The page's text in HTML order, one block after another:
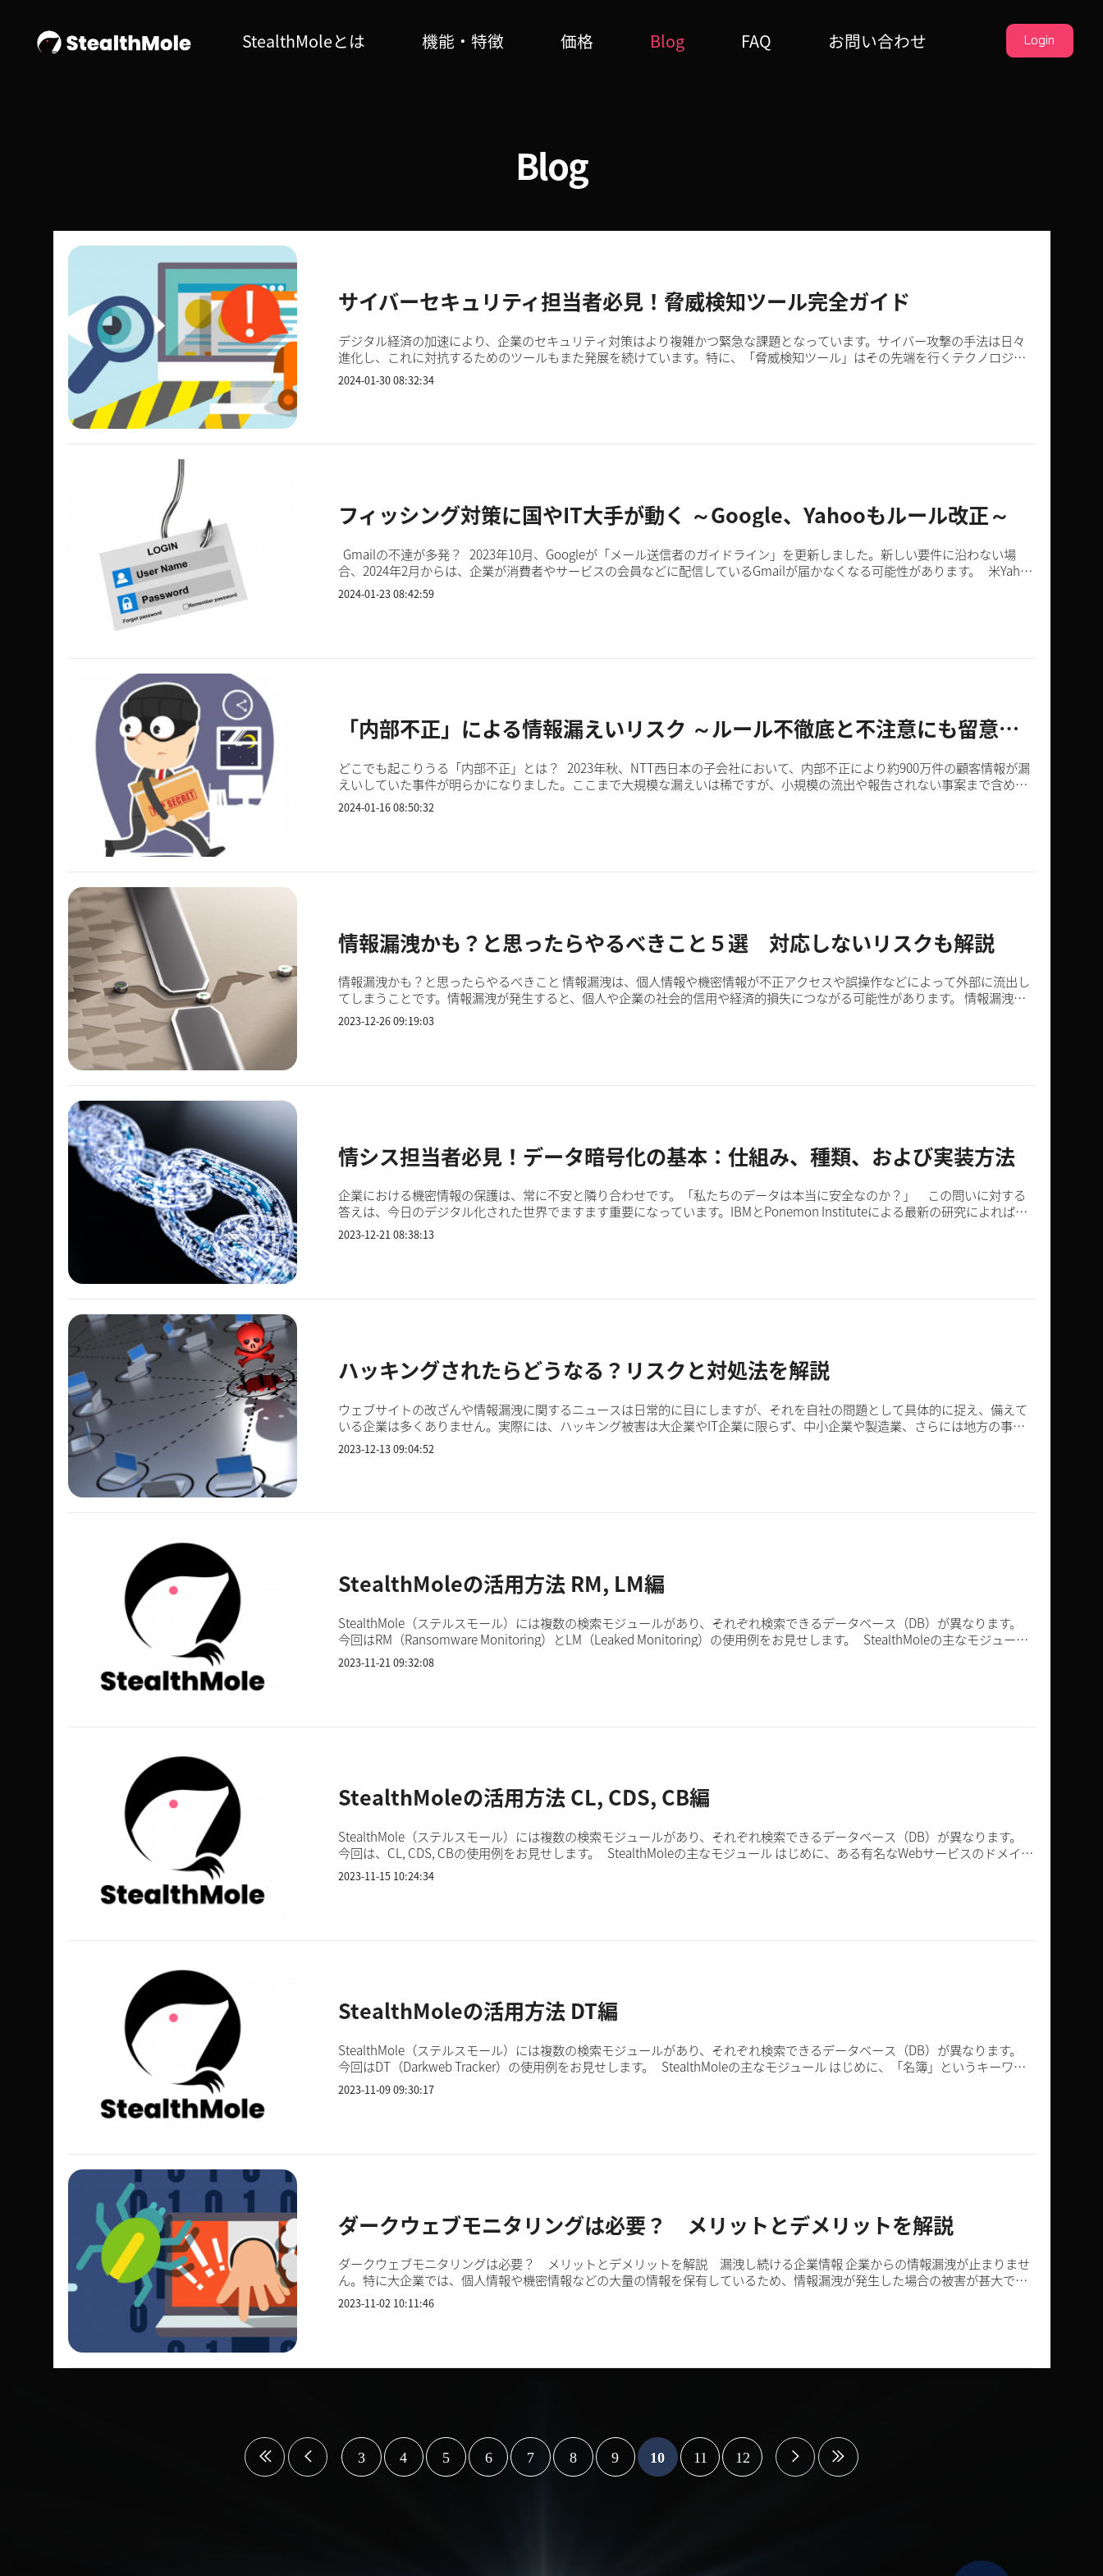
StealthMoleとは 機能・特徴 価格 Blog FAQ お問い合わせ Login
Blog
サイバーセキュリティ担当者必見！脅威検知ツール完全ガイド
デジタル経済の加速により、企業のセキュリティ対策はより複雑かつ緊急な課題となっています。サイバー攻撃の手法は日々
進化し、これに対抗するためのツールもまた発展を続けています。特に、「脅威検知ツール」はその先端を行くテクノロジー
の一つであり、企業が自らのデジタル資産を守る上で重要な要素です。 ...
2024-01-30 08:32:34
フィッシング対策に国やIT大手が動く ～Google、Yahooもルール改正～
Gmailの不達が多発？ 2023年10月、Googleが「メール送信者のガイドライン」を更新しました。新しい要件に沿わない場
合、2024年2月からは、企業が消費者やサービスの会員などに配信しているGmailが届かなくなる可能性があります。 米Yahoo
も同様のポリシーを発表しており、多くの企業は対応に追われ...
2024-01-23 08:42:59
「内部不正」による情報漏えいリスク ～ルール不徹底と不注意にも留意を～
どこでも起こりうる「内部不正」とは？ 2023年秋、NTT西日本の子会社において、内部不正により約900万件の顧客情報が漏
えいしていた事件が明らかになりました。ここまで大規模な漏えいは稀ですが、小規模の流出や報告されない事案まで含める
と、内部不正に起因する情報漏えいは、毎日起きていると言っても過言...
2024-01-16 08:50:32
情報漏洩かも？と思ったらやるべきこと５選 対応しないリスクも解説
情報漏洩かも？と思ったらやるべきこと 情報漏洩は、個人情報や機密情報が不正アクセスや誤操作などによって外部に流出し
てしまうことです。情報漏洩が発生すると、個人や企業の社会的信用や経済的損失につながる可能性があります。 情報漏洩が
疑われる場合は、まず冷静に状況を把握し、適切な対応をすることが大切...
2023-12-26 09:19:03
情シス担当者必見！データ暗号化の基本：仕組み、種類、および実装方法
企業における機密情報の保護は、常に不安と隣り合わせです。「私たちのデータは本当に安全なのか？」 この問いに対する
答えは、今日のデジタル化された世界でますます重要になっています。IBMとPonemon Instituteによる最新の研究によれば、
2023年の情報漏えいの平均コストは450万ドルに達し、過去3年間で15％増加し...
2023-12-21 08:38:13
ハッキングされたらどうなる？リスクと対処法を解説
ウェブサイトの改ざんや情報漏洩に関するニュースは日常的に目にしますが、それを自社の問題として具体的に捉え、備えて
いる企業は多くありません。実際には、ハッキング被害は大企業やIT企業に限らず、中小企業や製造業、さらには地方の事業
者にまで広がっており、もはや他人事では済まされない状況です。 被...
2023-12-13 09:04:52
StealthMoleの活用方法 RM, LM編
StealthMole（ステルスモール）には複数の検索モジュールがあり、それぞれ検索できるデータベース（DB）が異なります。
今回はRM（Ransomware Monitoring）とLM（Leaked Monitoring）の使用例をお見せします。 StealthMoleの主なモジュール
RMを開くと、世界のランサムウェア被害状況が新しい順に表示され...
2023-11-21 09:32:08
StealthMoleの活用方法 CL, CDS, CB編
StealthMole（ステルスモール）には複数の検索モジュールがあり、それぞれ検索できるデータベース（DB）が異なります。
今回は、CL, CDS, CBの使用例をお見せします。 StealthMoleの主なモジュール はじめに、ある有名なWebサービスのドメイン
名をCLで検索してみます。 すると、2353件もアカウント情報（メ...
2023-11-15 10:24:34
StealthMoleの活用方法 DT編
StealthMole（ステルスモール）には複数の検索モジュールがあり、それぞれ検索できるデータベース（DB）が異なります。
今回はDT（Darkweb Tracker）の使用例をお見せします。 StealthMoleの主なモジュール はじめに、「名簿」というキーワー
ドで検索してみます。 すると、データ秘密健康というタイトルの名...
2023-11-09 09:30:17
ダークウェブモニタリングは必要？ メリットとデメリットを解説
ダークウェブモニタリングは必要？ メリットとデメリットを解説 漏洩し続ける企業情報 企業からの情報漏洩が止まりませ
ん。特に大企業では、個人情報や機密情報などの大量の情報を保有しているため、情報漏洩が発生した場合の被害が甚大で
す。以下に、近年の国内外の大企業における情報漏洩被害事例をい...
2023-11-02 10:11:46
3 4 5 6 7 8 9 10 11 12